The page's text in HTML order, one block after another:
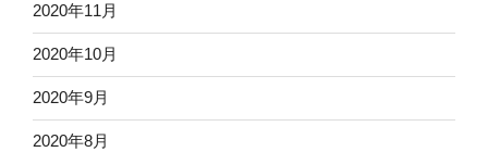
2020年11月
2020年10月
2020年9月
2020年8月